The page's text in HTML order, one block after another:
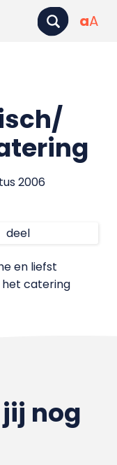
aA
2006
deel
en liefst
het catering
nog